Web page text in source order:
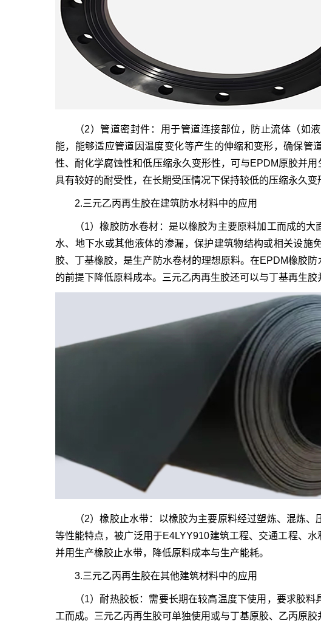
（2）管道密封件：用于管道连接部位，防止流体（如
能，能够适应管道因温度变化等产生的伸缩和变形，确保
性、耐化学腐蚀性和低压缩永久变形性，可与EPDM原胶并
具有较好的耐受性，在长期受压情况下保持较低的压缩永久变
2.三元乙丙再生胶在建筑防水材料中的应用
（1）橡胶防水卷材：是以橡胶为主要原料加工而成的
水、地下水或其他液体的渗漏，保护建筑物结构或相关设施
胶、丁基橡胶，是生产防水卷材的理想原料。在EPDM橡胶
的前提下降低原料成本。三元乙丙再生胶还可以与丁基再生胶
（2）橡胶止水带：以橡胶为主要原料经过塑炼、混炼
等性能特点，被广泛用于E4LYY910建筑工程、交通工程、
并用生产橡胶止水带，降低原料成本与生产能耗。
3.三元乙丙再生胶在其他建筑材料中的应用
（1）耐热胶板：需要长期在较高温度下使用，要求胶
工而成。三元乙丙再生胶可单独使用或与丁基原胶、乙丙原胶